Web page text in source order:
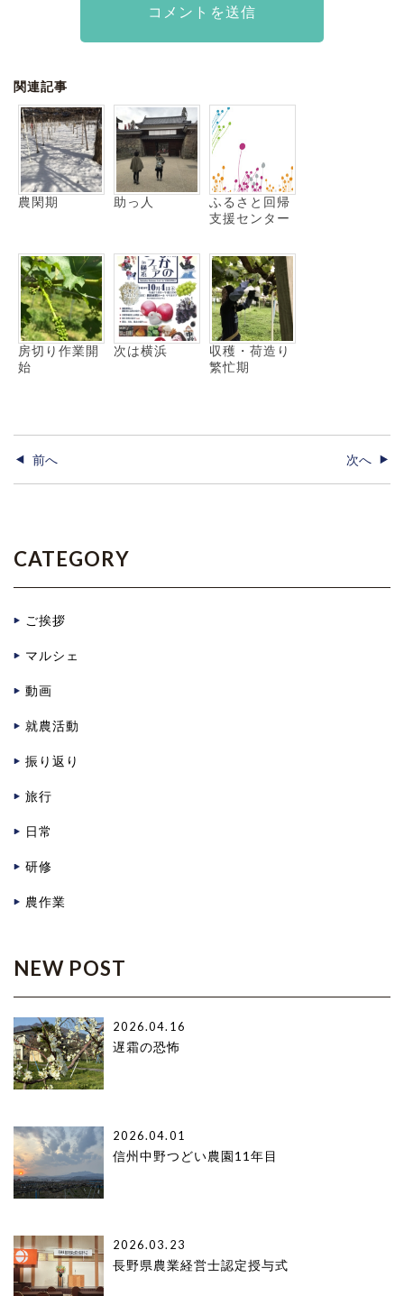
関連記事
農閑期 助っ人
ふるさと回帰
支援センター
房切り作業開
始
次は横浜
収穫・荷造り
繁忙期
前へ 次へ
CATEGORY
ご挨拶
マルシェ
動画
就農活動
振り返り
旅行
日常
研修
農作業
NEW POST
2026.04.16
遅霜の恐怖
2026.04.01
信州中野つどい農園11年目
2026.03.23
長野県農業経営士認定授与式